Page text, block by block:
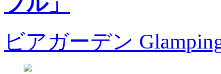
ビアガーデン